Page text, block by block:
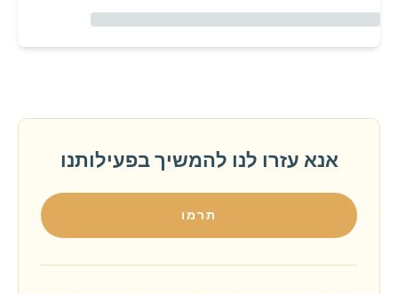
אנא עזרו לנו להמשיך בפעילותנו
תרמו